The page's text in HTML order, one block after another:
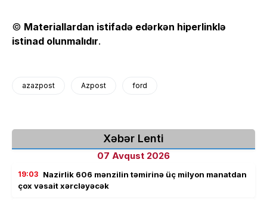
© Materiallardan istifadə edərkən hiperlinklə
istinad olunmalıdır.
azazpost Azpost ford
Xəbər Lenti
07 Avqust 2026
19:03 Nazirlik 606 mənzilin təmirinə üç milyon manatdan
çox vəsait xərcləyəcək